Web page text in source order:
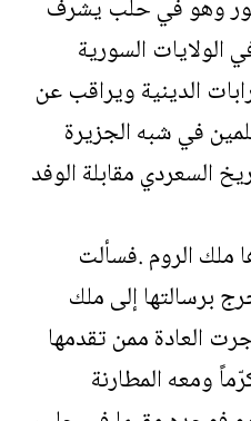
وهو في حلب يشرف
الولايات السورية
الدينية ويراقب عن
في شبه الجزيرة
السعردي مقابلة الوفد
ملك الروم .فسألت
برسالتها إلى ملك
العادة ممن تقدمها
ومعه المطارنة